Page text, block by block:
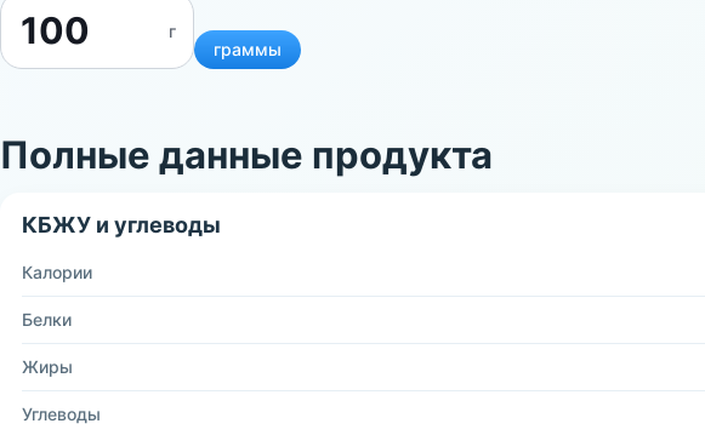
г
граммы
Полные данные продукта
КБЖУ и углеводы
Калории
Белки
Жиры
Углеводы